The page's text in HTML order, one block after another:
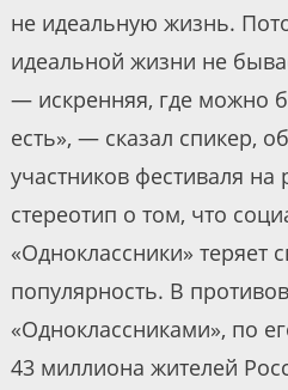
не идеальную жизнь.
идеальной жизни не
— искренняя, где можно
есть», — сказал спикер,
участников фестиваля
стереотип о том, что
«Одноклассники» теряет
популярность. В
«Одноклассниками», по
43 миллиона жителей